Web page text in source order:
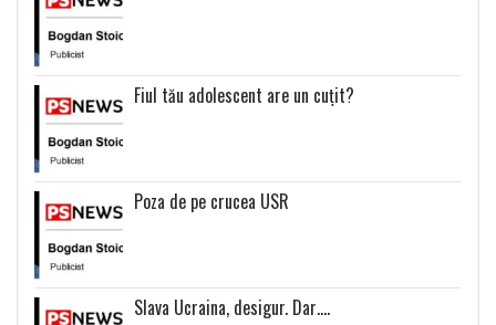
Fiul tău adolescent are un cuțit?
Poza de pe crucea USR
Slava Ucraina, desigur. Dar….